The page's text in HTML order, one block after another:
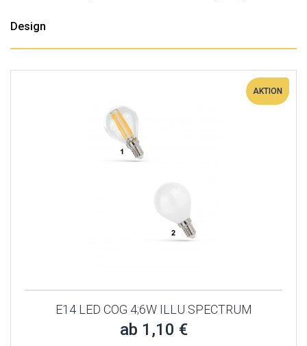
Design
AKTION
E14 LED COG 4;6W ILLU SPECTRUM
ab 1,10 €